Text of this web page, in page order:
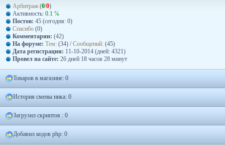
Арбитраж (0/0)
Активность: 0.1 ℅
Постов: 45 (сегодня: 0)
Спасибо (0)
Комментарии: (42)
На форуме: Тем: (34) /Сообщений: (45)
Дата регистрации: 11-10-2014 (дней: 4321)
Провел на сайте: 26 дней 18 часов 28 минут
Товаров в магазине: 0
История смены ника: 0
Загрузил скриптов : 0
Добавил кодов php: 0